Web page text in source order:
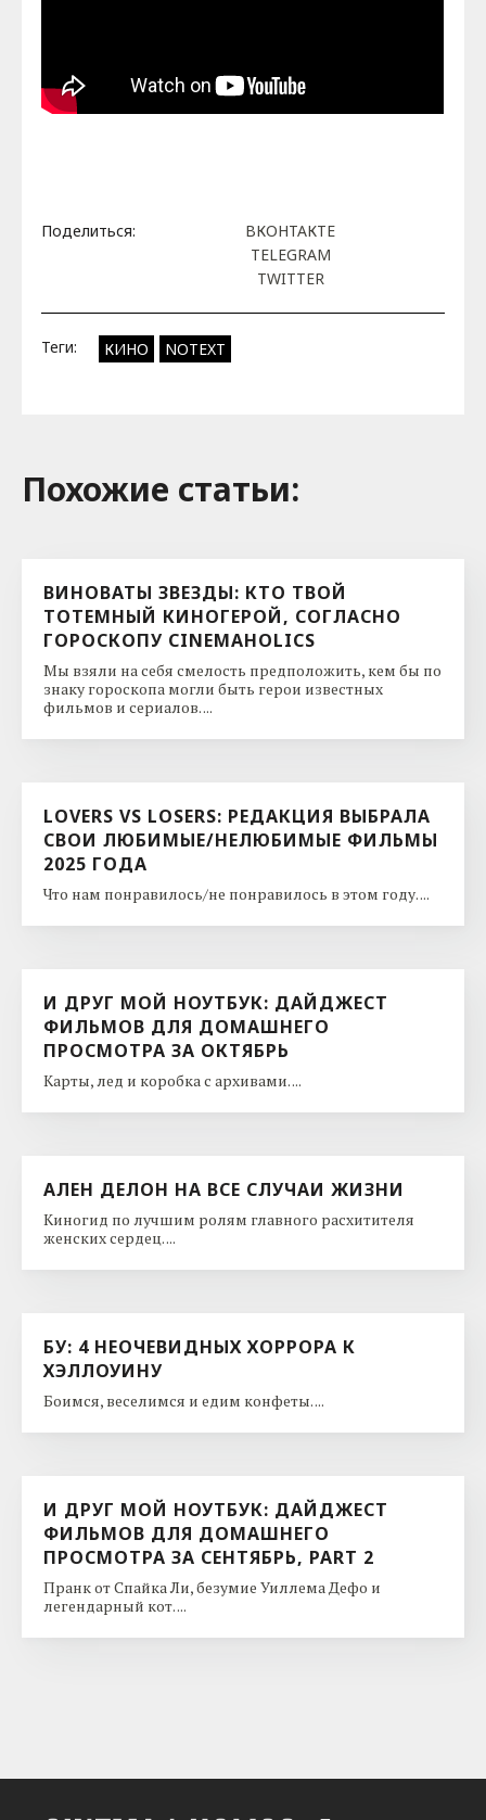
Поделиться:
ВКОНТАКТЕ
TELEGRAM
TWITTER
Теги: КИНО NOTEXT
Похожие cтатьи:
ВИНОВАТЫ ЗВЕЗДЫ: КТО ТВОЙ
ТОТЕМНЫЙ КИНОГЕРОЙ, СОГЛАСНО
ГОРОСКОПУ CINEMAHOLICS
Мы взяли на себя смелость предположить, кем бы по
знаку гороскопа могли быть герои известных
фильмов и сериалов. ...
LOVERS VS LOSERS: РЕДАКЦИЯ ВЫБРАЛА
СВОИ ЛЮБИМЫЕ/НЕЛЮБИМЫЕ ФИЛЬМЫ
2025 ГОДА
Что нам понравилось/не понравилось в этом году. ...
И ДРУГ МОЙ НОУТБУК: ДАЙДЖЕСТ
ФИЛЬМОВ ДЛЯ ДОМАШНЕГО
ПРОСМОТРА ЗА ОКТЯБРЬ
Карты, лед и коробка с архивами. ...
АЛЕН ДЕЛОН НА ВСЕ СЛУЧАИ ЖИЗНИ
Киногид по лучшим ролям главного расхитителя
женских сердец. ...
БУ: 4 НЕОЧЕВИДНЫХ ХОРРОРА К
ХЭЛЛОУИНУ
Боимся, веселимся и едим конфеты. ...
И ДРУГ МОЙ НОУТБУК: ДАЙДЖЕСТ
ФИЛЬМОВ ДЛЯ ДОМАШНЕГО
ПРОСМОТРА ЗА СЕНТЯБРЬ, PART 2
Пранк от Спайка Ли, безумие Уиллема Дефо и
легендарный кот. ...